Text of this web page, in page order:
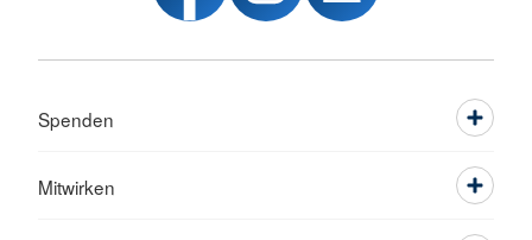
Spenden
Mitwirken